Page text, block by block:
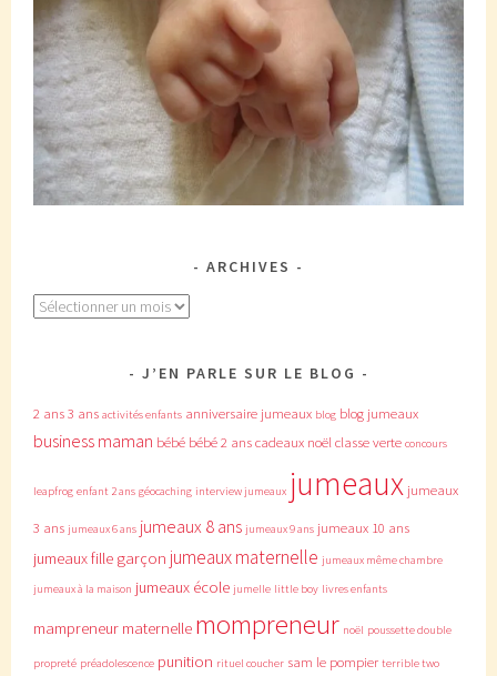
ARCHIVES
Archives
J’EN PARLE SUR LE BLOG
2 ans3 ans activités enfants anniversaire jumeaux blog blog jumeaux
business maman bébé bébé 2 anscadeaux noëlclasse verte concours
leapfrog enfant 2 ans géocaching interview jumeaux jumeaux jumeaux
3 ans jumeaux 6 ans jumeaux 8 ans jumeaux 9 ans jumeaux 10 ans
jumeaux fille garçon jumeaux maternelle jumeaux même chambre
jumeaux à la maison jumeaux école jumelle little boy livres enfants
mampreneur maternelle mompreneur noël poussette double
propreté préadolescence punition rituel coucher sam le pompier terrible two